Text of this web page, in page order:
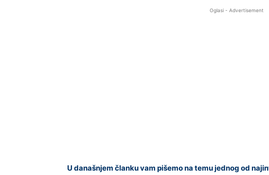
Oglasi - Advertisement
U današnjem članku vam pišemo na temu jednog od